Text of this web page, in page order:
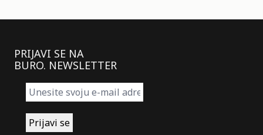
PRIJAVI SE NA
BURO. NEWSLETTER